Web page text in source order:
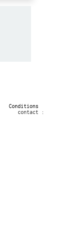
Conditions
contact :